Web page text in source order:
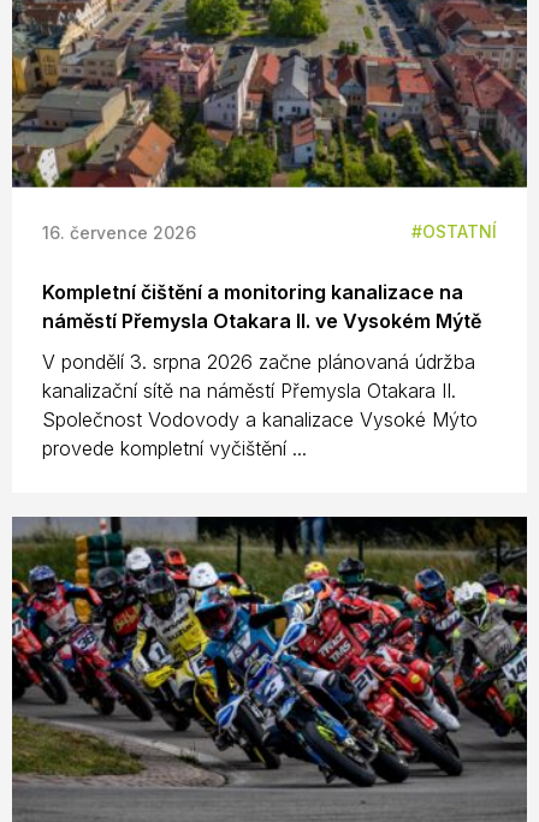
16. července 2026 OSTATNÍ
Kompletní čištění a monitoring kanalizace na
náměstí Přemysla Otakara II. ve Vysokém Mýtě
V pondělí 3. srpna 2026 začne plánovaná údržba
kanalizační sítě na náměstí Přemysla Otakara II.
Společnost Vodovody a kanalizace Vysoké Mýto
provede kompletní vyčištění ...